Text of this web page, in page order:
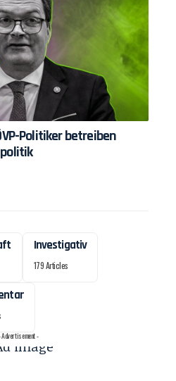
Politiker betreiben
Investigativ
179 Articles
Advertisement -